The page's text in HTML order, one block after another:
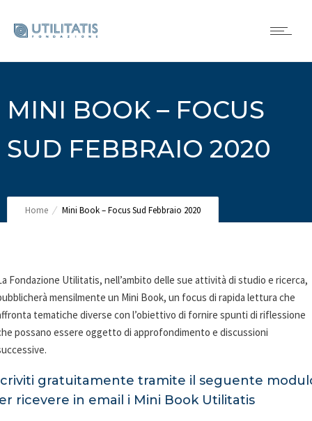
MINI BOOK – FOCUS
SUD FEBBRAIO 2020
Home Mini Book – Focus Sud Febbraio 2020
Fondazione Utilitatis, nell’ambito delle sue attività di studio e ricerca,
mensilmente un Mini Book, un focus di rapida lettura che
tematiche diverse con l’obiettivo di fornire spunti di riflessione
possano essere oggetto di approfondimento e discussioni
gratuitamente tramite il seguente
ricevere in email i Mini Book Utilitatis